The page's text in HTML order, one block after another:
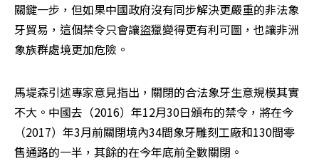
關鍵一步，但如果中國政府沒有同步解決更嚴重的非法象
牙貿易，這個禁令只會讓盜獵變得更有利可圖，也讓非洲
象族群處境更加危險。
馬堤森引述專家意見指出，關閉的合法象牙生意規模其實
不大。中國去（2016）年12月30日頒布的禁令，將在今
（2017）年3月前關閉境內34間象牙雕刻工廠和130間零
售通路的一半，其餘的在今年底前全數關閉。